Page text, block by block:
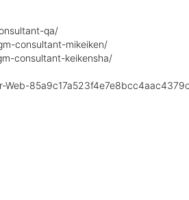
qa/
consultant-mikeiken/
consultant-keikensha/